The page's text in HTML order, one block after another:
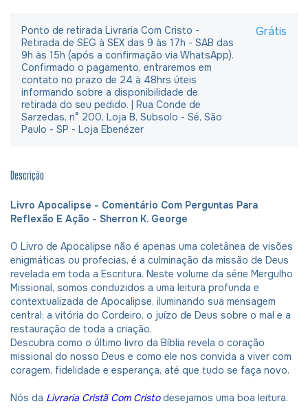
Ponto de retirada Livraria Com Cristo -
Retirada de SEG à SEX das 9 às 17h - SAB das
9h às 15h (após a confirmação via WhatsApp).
Confirmado o pagamento, entraremos em
contato no prazo de 24 à 48hrs úteis
informando sobre a disponibilidade de
retirada do seu pedido. | Rua Conde de
Sarzedas, n° 200, Loja B, Subsolo - Sé, São
Paulo - SP - Loja Ebenézer
Grátis
Descrição
Livro Apocalipse - Comentário Com Perguntas Para
Reflexão E Ação - Sherron K. George
O Livro de Apocalipse não é apenas uma coletânea de visões
enigmáticas ou profecias, é a culminação da missão de Deus
revelada em toda a Escritura. Neste volume da série Mergulho
Missional, somos conduzidos a uma leitura profunda e
contextualizada de Apocalipse, iluminando sua mensagem
central: a vitória do Cordeiro, o juízo de Deus sobre o mal e a
restauração de toda a criação.
Descubra como o último livro da Bíblia revela o coração
missional do nosso Deus e como ele nos convida a viver com
coragem, fidelidade e esperança, até que tudo se faça novo.
Nós da Livraria Cristã Com Cristodesejamos uma boa leitura.